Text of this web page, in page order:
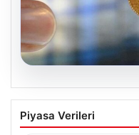
Altın fiyatları
fiyatları ne
Piyasa Verileri